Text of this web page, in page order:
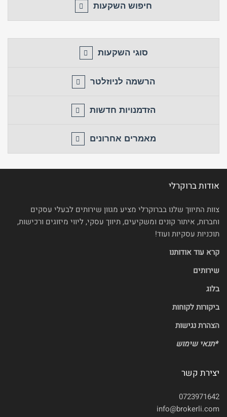
חיפוש השקעות
סוגי השקעות
הרשמה לניוזלטר
הזדמנויות חדשות
מאמרים אחרונים
אודות ברוקרלי
צוות התיווך שלנו בברוקרלי מציע מגוון שירותים לבעלי עסקים
וחברות, איתור קונים ומשקיעים, תיווך עסקי, ליווי מיזוגים ורכישות,
תוכניות עסקיות ועוד!
קרא עוד אודותנו
שירותים
בלוג
ביקורות לקוחות
הצהרת נגישות
*תנאי שימוש
יצירת קשר
0723971642
info@brokerli.com